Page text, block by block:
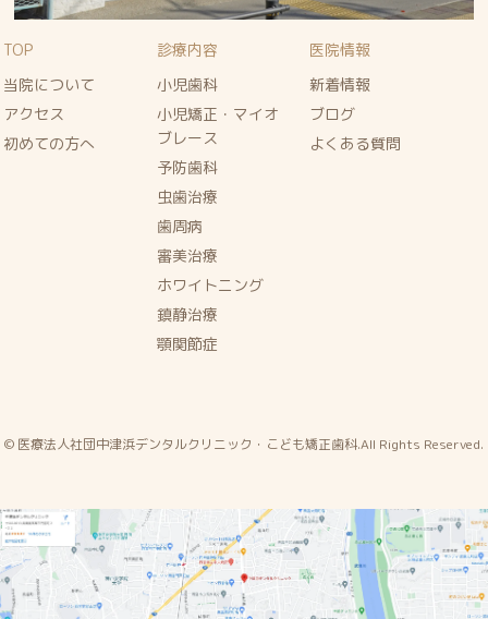
TOP
当院について
アクセス
初めての方へ
診療内容
小児歯科
小児矯正・マイオ
ブレース
予防歯科
虫歯治療
歯周病
審美治療
ホワイトニング
鎮静治療
顎関節症
医院情報
新着情報
ブログ
よくある質問
© 医療法人社団中津浜デンタルクリニック・こども矯正歯科.All Rights Reserved.